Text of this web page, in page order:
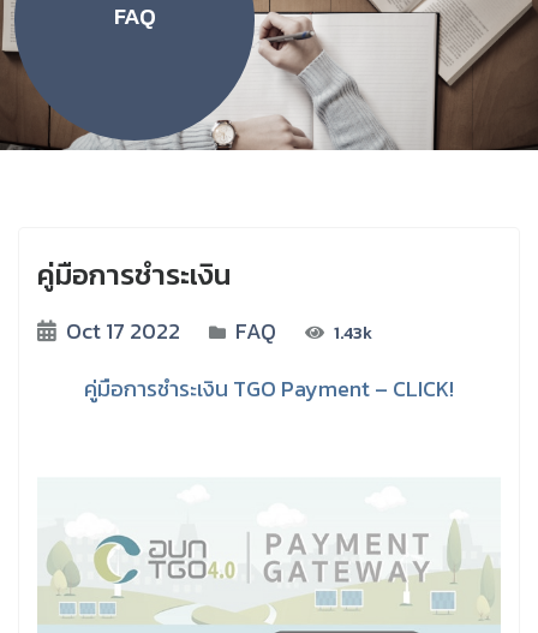
คู่มือการชำระเงิน
Oct 17 2022 FAQ 1.43k
คู่มือการชำระเงิน TGO Payment – CLICK!